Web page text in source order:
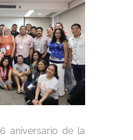
aniversario de la